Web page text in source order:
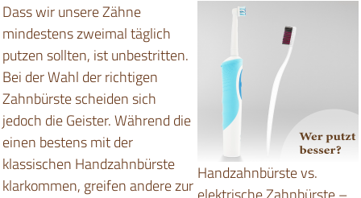
Dass wir unsere Zähne
mindestens zweimal täglich
putzen sollten, ist unbestritten.
Bei der Wahl der richtigen
Zahnbürste scheiden sich
jedoch die Geister. Während die
einen bestens mit der
klassischen Handzahnbürste
klarkommen, greifen andere zur
Handzahnbürste vs.